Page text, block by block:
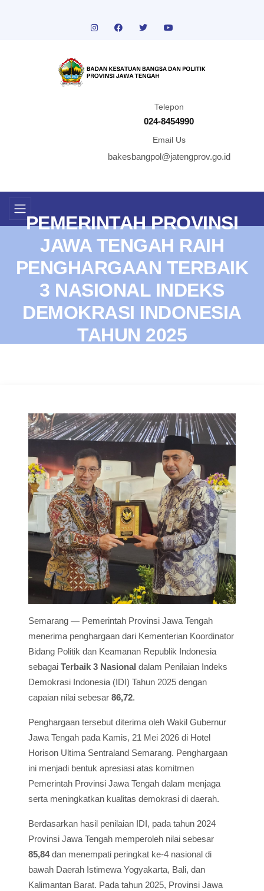
Telepon
024-8454990
Email Us
bakesbangpol@jatengprov.go.id
PEMERINTAH PROVINSI
JAWA TENGAH RAIH
PENGHARGAAN TERBAIK
3 NASIONAL INDEKS
DEMOKRASI INDONESIA
TAHUN 2025
Semarang — Pemerintah Provinsi Jawa Tengah
menerima penghargaan dari Kementerian Koordinator
Bidang Politik dan Keamanan Republik Indonesia
sebagai Terbaik 3 Nasional dalam Penilaian Indeks
Demokrasi Indonesia (IDI) Tahun 2025 dengan
capaian nilai sebesar 86,72.
Penghargaan tersebut diterima oleh Wakil Gubernur
Jawa Tengah pada Kamis, 21 Mei 2026 di Hotel
Horison Ultima Sentraland Semarang. Penghargaan
ini menjadi bentuk apresiasi atas komitmen
Pemerintah Provinsi Jawa Tengah dalam menjaga
serta meningkatkan kualitas demokrasi di daerah.
Berdasarkan hasil penilaian IDI, pada tahun 2024
Provinsi Jawa Tengah memperoleh nilai sebesar
85,84dan menempati peringkat ke-4 nasional di
bawah Daerah Istimewa Yogyakarta, Bali, dan
Kalimantan Barat. Pada tahun 2025, Provinsi Jawa